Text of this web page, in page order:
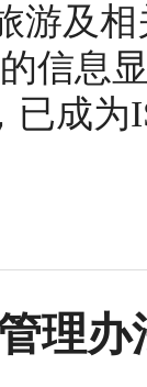
游及
信息
成为
理